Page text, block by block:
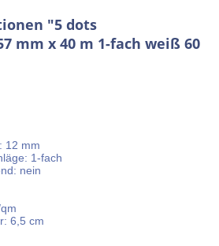
"5 dots
mm x 40 m 1-fach weiß 60
12 mm
1-fach
nein
6,5 cm